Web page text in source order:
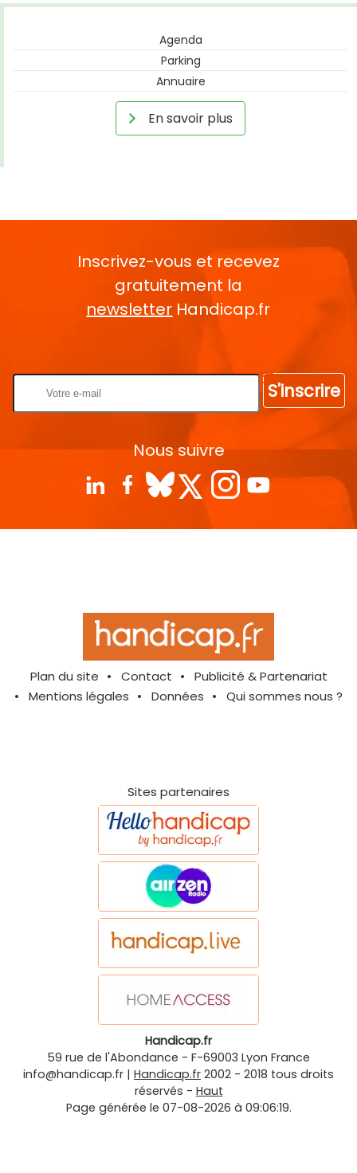
Agenda
Parking
Annuaire
En savoir plus
Inscrivez-vous et recevez
gratuitement la
newsletter Handicap.fr
S'inscrire
Nous suivre
Plan du site Contact
Publicité & Partenariat
Mentions légales
Données Qui sommes nous ?
Sites partenaires
Handicap.fr
59 rue de l'Abondance - F-69003 Lyon France
info@handicap.fr | Handicap.fr 2002 - 2018 tous droits
réservés - Haut
Page générée le 07-08-2026 à 09:06:19.